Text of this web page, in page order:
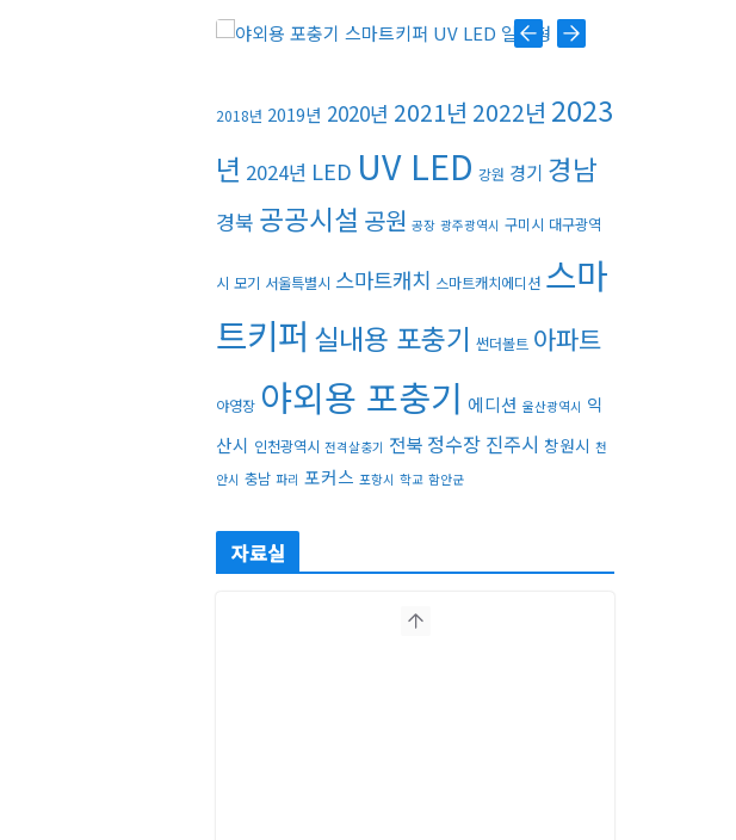
2018년 2019년 2020년 2021년 2022년 2023
년 2024년 LED UV LED 강원 경기 경남
경북 공공시설 공원 공장 광주광역시 구미시 대구광역
시 모기 서울특별시 스마트캐치 스마트캐치에디션 스마
트키퍼 실내용 포충기 썬더볼트 아파트
야영장 야외용 포충기 에디션 울산광역시 익
산시 인천광역시 전격살충기 전북 정수장 진주시 창원시 천
안시 충남 파리 포커스 포항시 학교 함안군
자료실